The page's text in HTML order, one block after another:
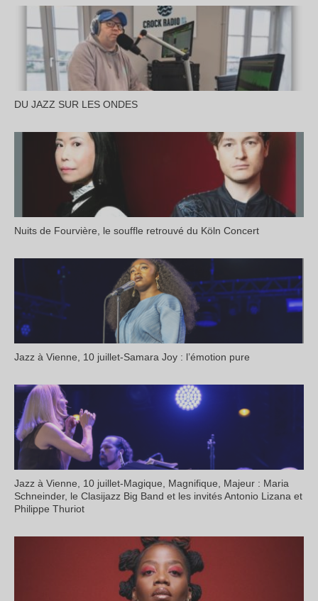
DU JAZZ SUR LES ONDES
Nuits de Fourvière, le souffle retrouvé du Köln Concert
Jazz à Vienne, 10 juillet-Samara Joy : l’émotion pure
Jazz à Vienne, 10 juillet-Magique, Magnifique, Majeur : Maria
Schneinder, le Clasijazz Big Band et les invités Antonio Lizana et
Philippe Thuriot